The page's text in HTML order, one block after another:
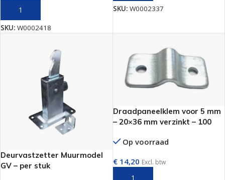
SKU: W0002418
SKU: W0002337
Deurvastzetter Muurmodel
GV – per stuk
Draadpaneelklem voor 5 mm
– 20×36 mm verzinkt – 100
Op voorraad
€14,20 Excl. btw